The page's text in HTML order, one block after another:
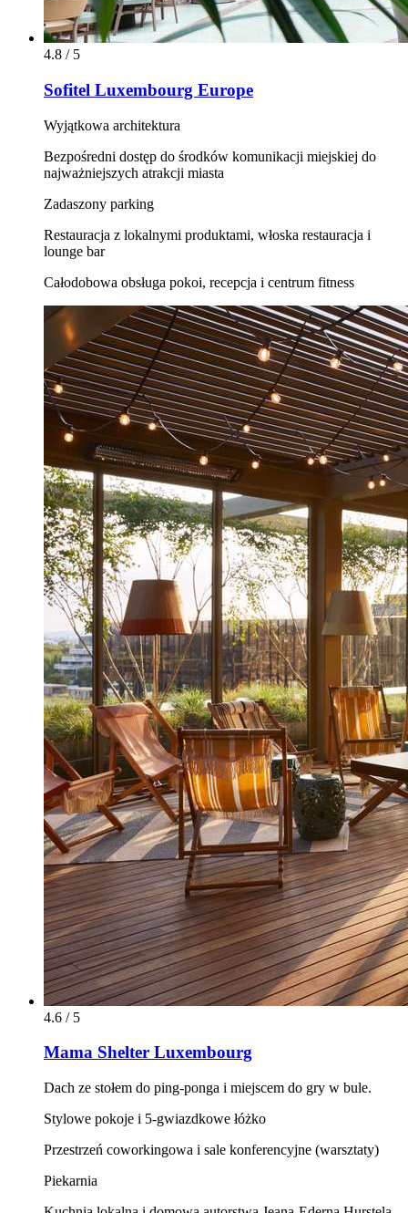
4.8 / 5
Sofitel Luxembourg Europe
Wyjątkowa architektura
Bezpośredni dostęp do środków komunikacji miejskiej do
najważniejszych atrakcji miasta
Zadaszony parking
Restauracja z lokalnymi produktami, włoska restauracja i
lounge bar
Całodobowa obsługa pokoi, recepcja i centrum fitness
4.6 / 5
Mama Shelter Luxembourg
Dach ze stołem do ping-ponga i miejscem do gry w bule.
Stylowe pokoje i 5-gwiazdkowe łóżko
Przestrzeń coworkingowa i sale konferencyjne (warsztaty)
Piekarnia